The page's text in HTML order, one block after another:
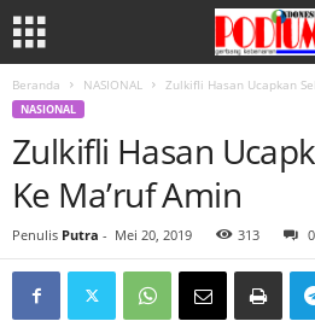
Beranda NASIONAL Zulkifli Hasan Ucapkan
NASIONAL
Zulkifli Hasan
Ke Ma’ruf Amin
Penulis Putra - Mei 20, 2019 313 0